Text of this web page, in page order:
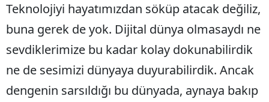
Tekirdağ
Tokat
Trabzon
Teknolojiyi hayatımızdan söküp atacak değiliz,
buna gerek de yok. Dijital dünya olmasaydı ne
sevdiklerimize bu kadar kolay dokunabilirdik
ne de sesimizi dünyaya duyurabilirdik. Ancak
dengenin sarsıldığı bu dünyada, aynaya bakıp